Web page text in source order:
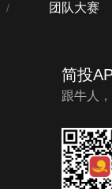
/ 团队大赛
简投
跟牛人